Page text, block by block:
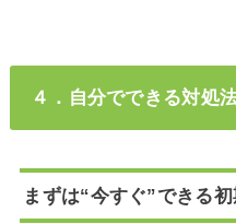
４．自分でできる対処
まずは“今すぐ”できる